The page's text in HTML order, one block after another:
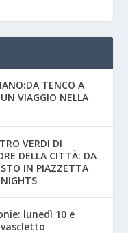
TENCO A
VIAGGIO NELLA
VERDI DI
DELLA CITTÀ: DA
IN PIAZZETTA
lunedì 10 e